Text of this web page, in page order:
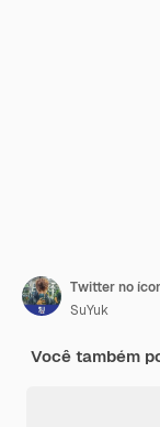
Twitter no
SuYuk
Você também